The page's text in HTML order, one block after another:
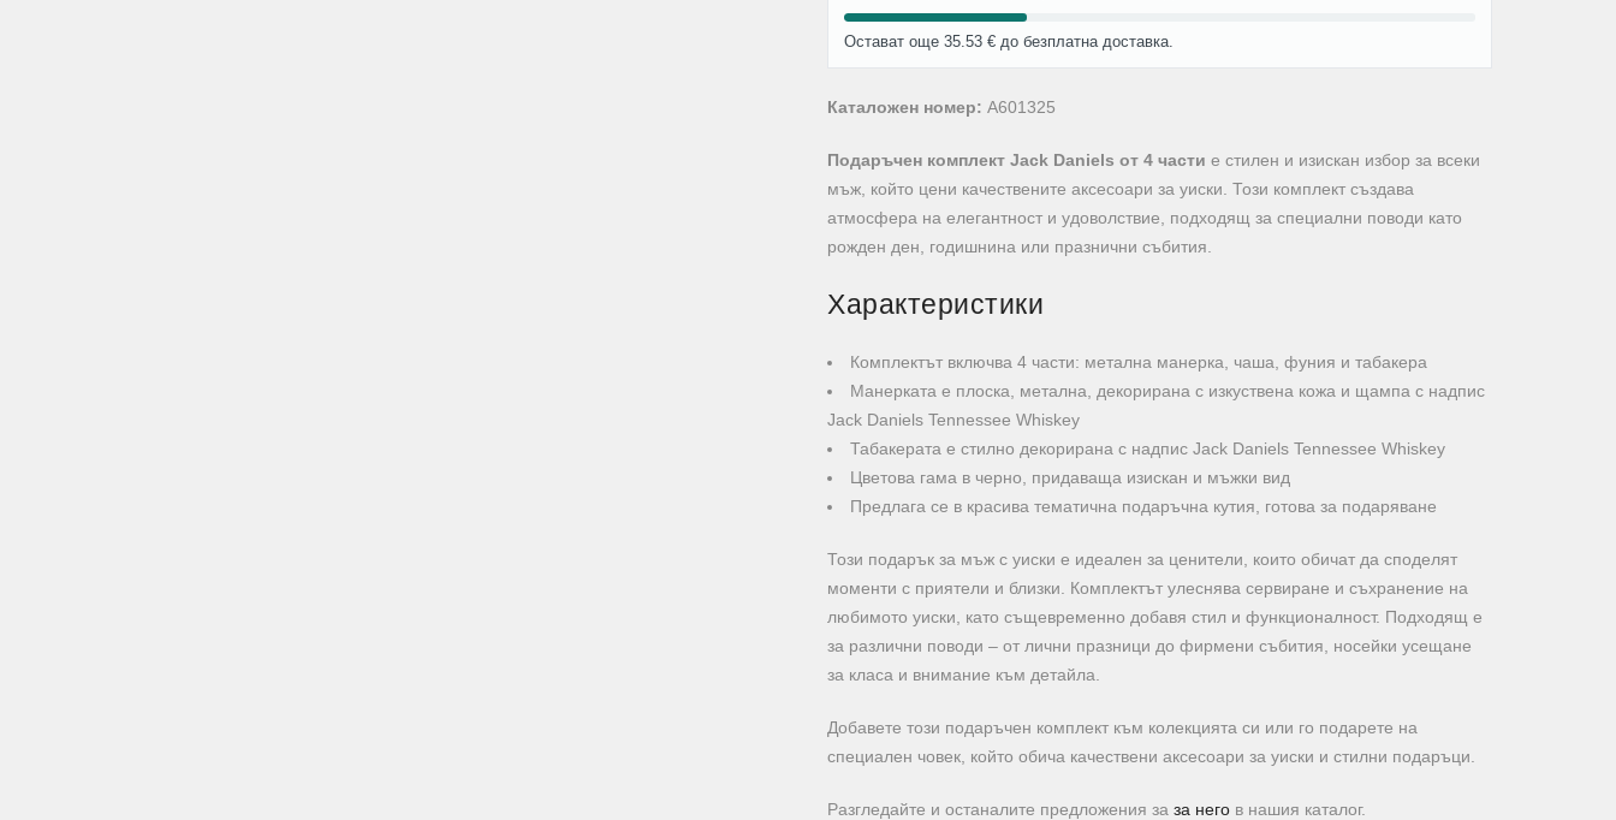
Остават още 35.53 € до безплатна доставка.
Каталожен номер: A601325
Подаръчен комплект Jack Daniels от 4 части е стилен и изискан избор за всеки
мъж, който цени качествените аксесоари за уиски. Този комплект създава
атмосфера на елегантност и удоволствие, подходящ за специални поводи като
рожден ден, годишнина или празнични събития.
Характеристики
Комплектът включва 4 части: метална манерка, чаша, фуния и табакера
Манерката е плоска, метална, декорирана с изкуствена кожа и щампа с надпис
Jack Daniels Tennessee Whiskey
Табакерата е стилно декорирана с надпис Jack Daniels Tennessee Whiskey
Цветова гама в черно, придаваща изискан и мъжки вид
Предлага се в красива тематична подаръчна кутия, готова за подаряване
Този подарък за мъж с уиски е идеален за ценители, които обичат да споделят
моменти с приятели и близки. Комплектът улеснява сервиране и съхранение на
любимото уиски, като същевременно добавя стил и функционалност. Подходящ е
за различни поводи – от лични празници до фирмени събития, носейки усещане
за класа и внимание към детайла.
Добавете този подаръчен комплект към колекцията си или го подарете на
специален човек, който обича качествени аксесоари за уиски и стилни подаръци.
Разгледайте и останалите предложения за за него в нашия каталог.